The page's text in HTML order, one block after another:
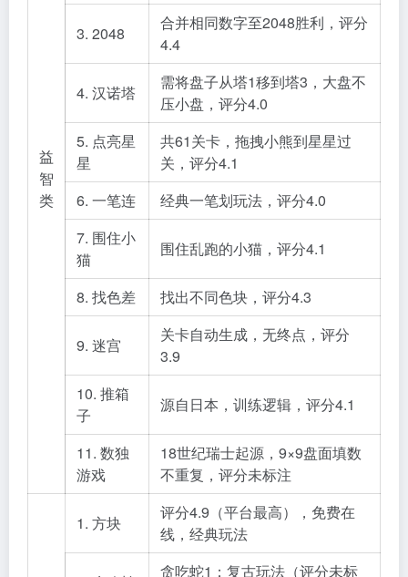
益
智
类
3. 2048
合并相同数字至2048胜利，评分
4.4
4. 汉诺塔
需将盘子从塔1移到塔3，大盘不
压小盘，评分4.0
5. 点亮星
星
共61关卡，拖拽小熊到星星过
关，评分4.1
6. 一笔连
经典一笔划玩法，评分4.0
7. 围住小
猫
围住乱跑的小猫，评分4.1
8. 找色差 找出不同色块，评分4.3
9. 迷宫
关卡自动生成，无终点，评分
3.9
10. 推箱
子
源自日本，训练逻辑，评分4.1
11. 数独
游戏
18世纪瑞士起源，9×9盘面填数
不重复，评分未标注
1. 方块
评分4.9（平台最高），免费在
线，经典玩法
贪吃蛇1：复古玩法（评分未标